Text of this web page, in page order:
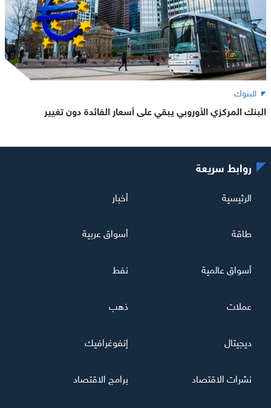
البنوك
البنك المركزي الأوروبي يبقي على أسعار الفائدة دون تغيير
روابط سريعة
الرئيسية أخبار
طاقة أسواق عربية
أسواق عالمية نفط
عملات ذهب
ديجيتال إنفوغرافيك
نشرات الاقتصاد برامج الاقتصاد